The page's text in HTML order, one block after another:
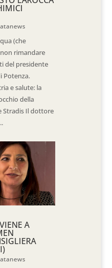
(che
rimandare
del presidente
Potenza.
e salute: la
della
Stradis Il dottore
A